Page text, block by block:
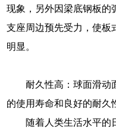
现象，另外因梁底钢板的
支座周边预先受力，使板
明显。
耐久性高：球面滑动
的使用寿命和良好的耐久
随着人类生活水平的